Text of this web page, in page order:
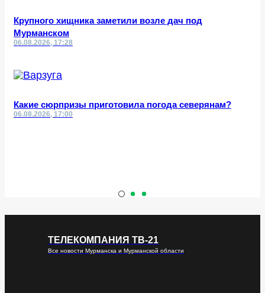
Крупного хищника заметили возле дач под
Мурманском
06.08.2026, 17:28
Какие сюрпризы приготовила погода северянам?
06.08.2026, 17:00
ТЕЛЕКОМПАНИЯ ТВ-21
Все новости Мурманска и Мурманской области